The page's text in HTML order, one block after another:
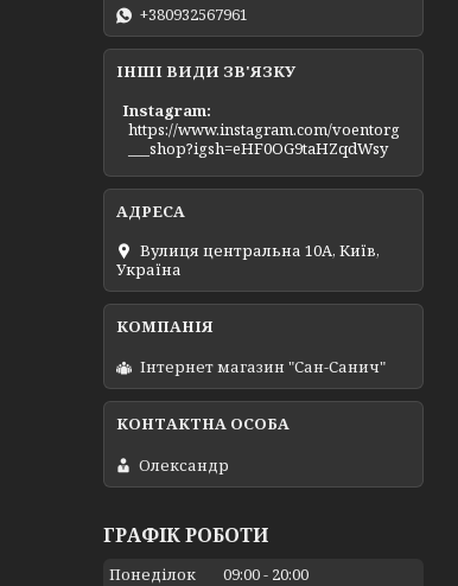
+380932567961
ІНШІ ВИДИ ЗВ'ЯЗКУ
Instagram
https://www.instagram.com/voentorg
___shop?igsh=eHF0OG9taHZqdWsy
Вулиця центральна 10А, Київ,
Україна
Інтернет магазин "Сан-Санич"
Олександр
ГРАФІК РОБОТИ
Понеділок 09:00
20:00